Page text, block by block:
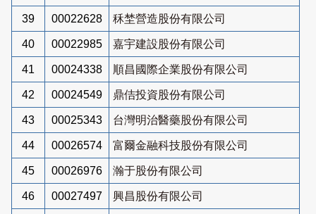
39 00022628 秝埜營造股份有限公司
40 00022985 嘉宇建設股份有限公司
41 00024338 順昌國際企業股份有限公司
42 00024549 鼎佶投資股份有限公司
43 00025343 台灣明治醫藥股份有限公司
44 00026574 富爾金融科技股份有限公司
45 00026976 瀚于股份有限公司
46 00027497 興昌股份有限公司